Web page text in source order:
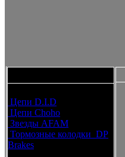
Цепи D.I.D
Цепи Choho
Звезды AFAM
Тормозные колодки DP
Brakes